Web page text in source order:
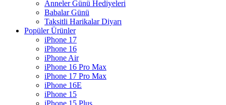
Anneler Günü Hediyeleri
Babalar Günü
Taksitli Harikalar Diyarı
Popüler Ürünler
iPhone 17
iPhone 16
iPhone Air
iPhone 16 Pro Max
iPhone 17 Pro Max
iPhone 16E
iPhone 15